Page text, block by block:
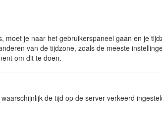
moet je naar het gebruikerspaneel gaan en je
van de tijdzone, zoals de meeste
om dit te doen.
de tijd op de server verkeerd